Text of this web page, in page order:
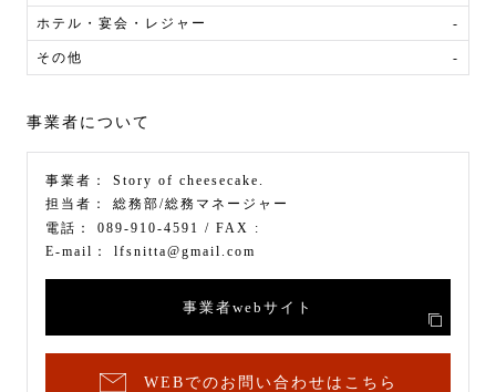
ホテル・宴会・レジャー -
その他 -
事業者について
事業者： Story of cheesecake.
担当者： 総務部/総務マネージャー
電話： 089-910-4591
/ FAX :
E-mail： lfsnitta@gmail.com
事業者webサイト
WEBでのお問い合わせはこちら